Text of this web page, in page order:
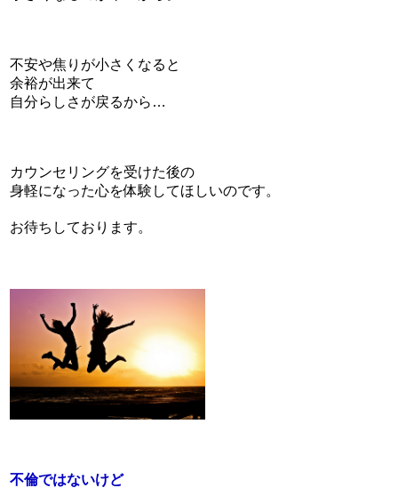
不安や焦りが小さくなると
余裕が出来て
自分らしさが戻るから…
カウンセリングを受けた後の
身軽になった心を体験してほしいのです。
お待ちしております。
不倫ではないけど